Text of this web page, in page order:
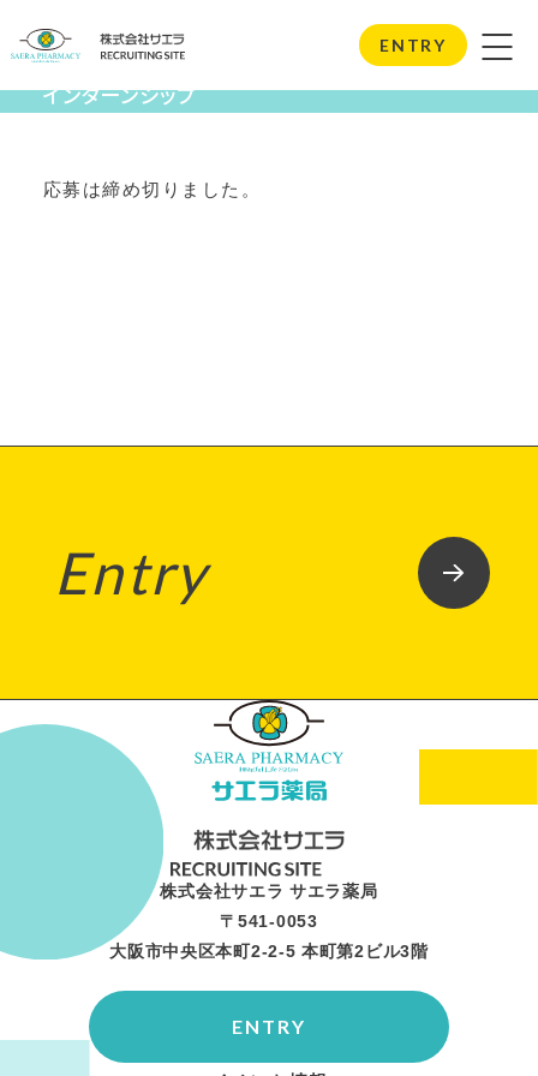
ENTRY
Internship
インターンシップ
応募は締め切りました。
Entry
株式会社サエラ サエラ薬局
〒541-0053
大阪市中央区本町2-2-5 本町第2ビル3階
ENTRY